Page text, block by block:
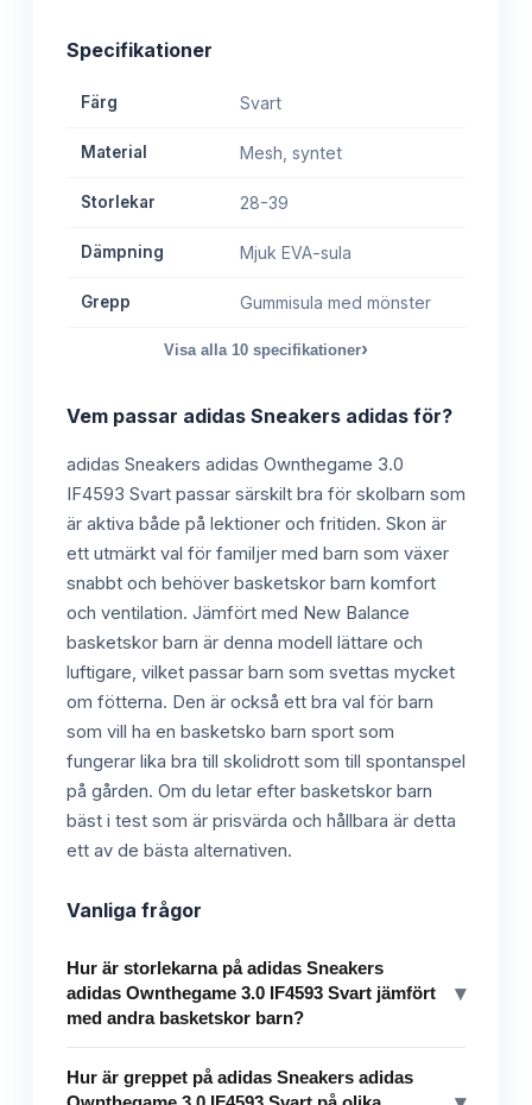
Specifikationer
Färg Svart
Material Mesh, syntet
Storlekar 28-39
Dämpning Mjuk EVA-sula
Grepp Gummisula med mönster
Visa alla 10 specifikationer›
Vem passar adidas Sneakers adidas för?
adidas Sneakers adidas Ownthegame 3.0
IF4593 Svart passar särskilt bra för skolbarn som
är aktiva både på lektioner och fritiden. Skon är
ett utmärkt val för familjer med barn som växer
snabbt och behöver basketskor barn komfort
och ventilation. Jämfört med New Balance
basketskor barn är denna modell lättare och
luftigare, vilket passar barn som svettas mycket
om fötterna. Den är också ett bra val för barn
som vill ha en basketsko barn sport som
fungerar lika bra till skolidrott som till spontanspel
på gården. Om du letar efter basketskor barn
bäst i test som är prisvärda och hållbara är detta
ett av de bästa alternativen.
Vanliga frågor
Hur är storlekarna på adidas Sneakers
adidas Ownthegame 3.0 IF4593 Svart jämfört
med andra basketskor barn?
▾
Hur är greppet på adidas Sneakers adidas